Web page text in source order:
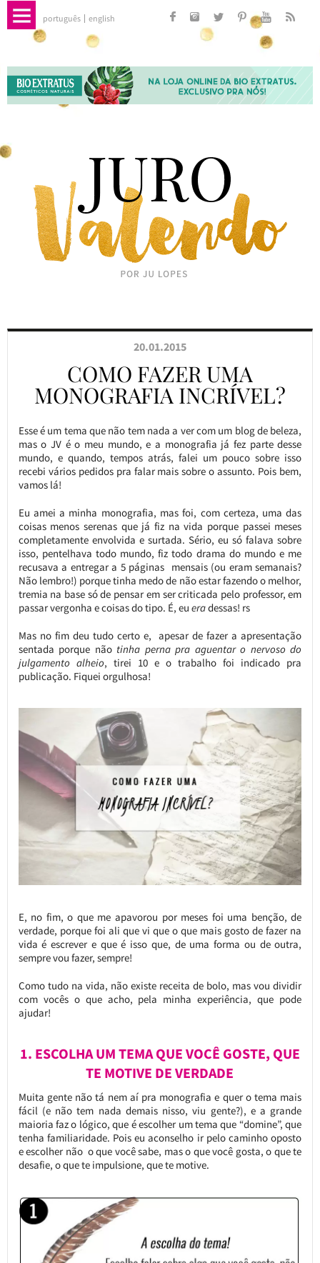
português english
20.01.2015
COMO FAZER UMA
MONOGRAFIA INCRÍVEL?
Esse é um tema que não tem nada a ver com um blog de beleza,
mas o JV é o meu mundo, e a monografia já fez parte desse
mundo, e quando, tempos atrás, falei um pouco sobre isso
recebi vários pedidos pra falar mais sobre o assunto. Pois bem,
vamos lá!
Eu amei a minha monografia, mas foi, com certeza, uma das
coisas menos serenas que já fiz na vida porque passei meses
completamente envolvida e surtada. Sério, eu só falava sobre
isso, pentelhava todo mundo, fiz todo drama do mundo e me
recusava a entregar a 5 páginas mensais (ou eram semanais?
Não lembro!) porque tinha medo de não estar fazendo o melhor,
tremia na base só de pensar em ser criticada pelo professor, em
passar vergonha e coisas do tipo. É, eu eradessas! rs
Mas no fim deu tudo certo e, apesar de fazer a apresentação
sentada porque não tinha perna pra aguentar o nervoso do
julgamento alheio, tirei 10 e o trabalho foi indicado pra
publicação. Fiquei orgulhosa!
E, no fim, o que me apavorou por meses foi uma benção, de
verdade, porque foi ali que vi que o que mais gosto de fazer na
vida é escrever e que é isso que, de uma forma ou de outra,
sempre vou fazer, sempre!
Como tudo na vida, não existe receita de bolo, mas vou dividir
com vocês o que acho, pela minha experiência, que pode
ajudar!
1. ESCOLHA UM TEMA QUE VOCÊ GOSTE, QUE
TE MOTIVE DE VERDADE
Muita gente não tá nem aí pra monografia e quer o tema mais
fácil (e não tem nada demais nisso, viu gente?), e a grande
maioria faz o lógico, que é escolher um tema que “domine”, que
tenha familiaridade. Pois eu aconselho ir pelo caminho oposto
e escolher não o que você sabe, mas o que você gosta, o que te
desafie, o que te impulsione, que te motive.